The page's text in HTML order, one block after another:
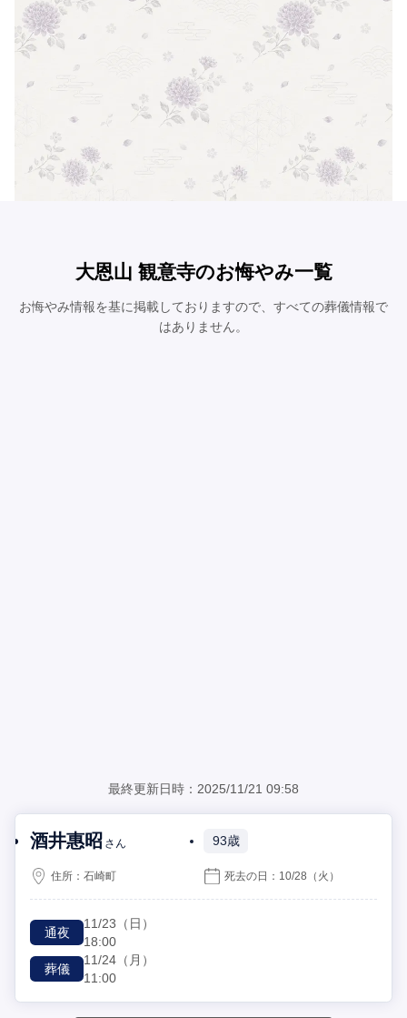
大恩山 観意寺のお悔やみ一覧
お悔やみ情報を基に掲載しておりますので、すべての葬儀情報で
はありません。
最終更新日時：2025/11/21 09:58
酒井惠昭 さん 93歳
住所：石崎町 死去の日： 10/28 （火）
通夜
11/23 （日）
18:00
葬儀
11/24 （月）
11:00